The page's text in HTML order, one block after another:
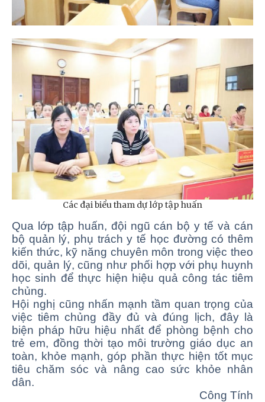
Các đại biểu tham dự lớp tập huấn
Qua lớp tập huấn, đội ngũ cán bộ y tế và cán
bộ quản lý, phụ trách y tế học đường có thêm
kiến thức, kỹ năng chuyên môn trong việc theo
dõi, quản lý, cũng như phối hợp với phụ huynh
học sinh để thực hiện hiệu quả công tác tiêm
chủng.
Hội nghị cũng nhấn mạnh tầm quan trọng của
việc tiêm chủng đầy đủ và đúng lịch, đây là
biện pháp hữu hiệu nhất để phòng bệnh cho
trẻ em, đồng thời tạo môi trường giáo dục an
toàn, khỏe mạnh, góp phần thực hiện tốt mục
tiêu chăm sóc và nâng cao sức khỏe nhân
dân.
Công Tính